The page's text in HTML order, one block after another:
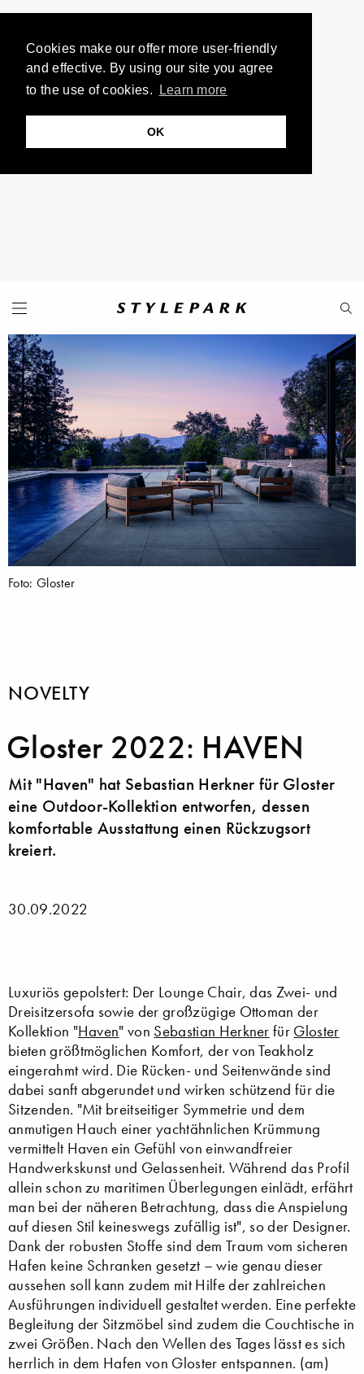
Cookies make our offer more user-friendly
and effective. By using our site you agree
to the use of cookies.
Learn more
OK
Foto: Gloster
NOVELTY
Gloster 2022: HAVEN
Mit "Haven" hat Sebastian Herkner für Gloster
eine Outdoor-Kollektion entworfen, dessen
komfortable Ausstattung einen Rückzugsort
kreiert.
30.09.2022
Luxuriös gepolstert: Der Lounge Chair, das Zwei- und
Dreisitzersofa sowie der großzügige Ottoman der
Kollektion "Haven" von Sebastian Herkner für Gloster
bieten größtmöglichen Komfort, der von Teakholz
eingerahmt wird. Die Rücken- und Seitenwände sind
dabei sanft abgerundet und wirken schützend für die
Sitzenden. "Mit breitseitiger Symmetrie und dem
anmutigen Hauch einer yachtähnlichen Krümmung
vermittelt Haven ein Gefühl von einwandfreier
Handwerkskunst und Gelassenheit. Während das Profil
allein schon zu maritimen Überlegungen einlädt, erfährt
man bei der näheren Betrachtung, dass die Anspielung
auf diesen Stil keineswegs zufällig ist", so der Designer.
Dank der robusten Stoffe sind dem Traum vom sicheren
Hafen keine Schranken gesetzt – wie genau dieser
aussehen soll kann zudem mit Hilfe der zahlreichen
Ausführungen individuell gestaltet werden. Eine perfekte
Begleitung der Sitzmöbel sind zudem die Couchtische in
zwei Größen. Nach den Wellen des Tages lässt es sich
herrlich in dem Hafen von Gloster entspannen. (am)